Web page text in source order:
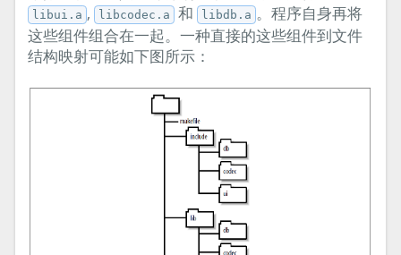
libui.a , libcodec.a 和 libdb.a 。程序自身再将
这些组件组合在一起。一种直接的这些组件到文件
结构映射可能如下图所示：